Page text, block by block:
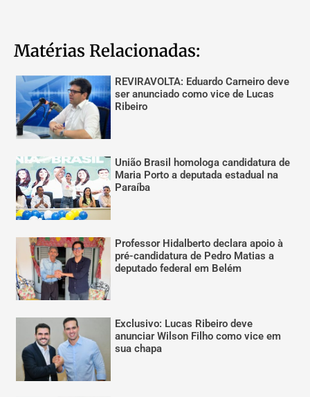
Matérias Relacionadas:
REVIRAVOLTA: Eduardo Carneiro deve
ser anunciado como vice de Lucas
Ribeiro
União Brasil homologa candidatura de
Maria Porto a deputada estadual na
Paraíba
Professor Hidalberto declara apoio à
pré-candidatura de Pedro Matias a
deputado federal em Belém
Exclusivo: Lucas Ribeiro deve
anunciar Wilson Filho como vice em
sua chapa